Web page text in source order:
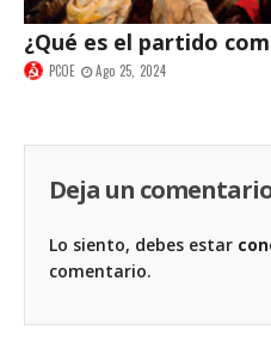
¿Qué es el partido
PCOE Ago 25, 2024
Deja un
Lo siento, debes estar
comentario.